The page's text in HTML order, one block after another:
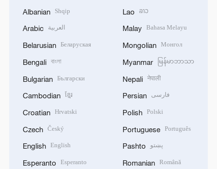
Albanian Shqip
Arabic العربية
Belarusian Беларуская
Bengali বাংলা
Bulgarian Български
Cambodian ខ្មែរ
Croatian Hrvatski
Czech Český
English English
Esperanto Esperanto
Lao ລາວ
Malay Bahasa Melayu
Mongolian Монгол
Myanmar မြန်မာဘာသာ
Nepali नेपाली
Persian فارسی
Polish Polski
Portuguese Português
Pashto پښتو
Romanian Română